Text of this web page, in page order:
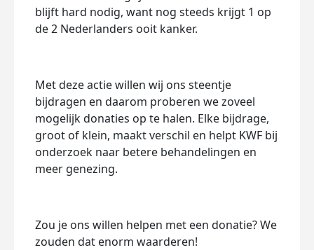
blijft hard nodig, want nog steeds krijgt 1 op
de 2 Nederlanders ooit kanker.
Met deze actie willen wij ons steentje
bijdragen en daarom proberen we zoveel
mogelijk donaties op te halen. Elke bijdrage,
groot of klein, maakt verschil en helpt KWF bij
onderzoek naar betere behandelingen en
meer genezing.
Zou je ons willen helpen met een donatie? We
zouden dat enorm waarderen!